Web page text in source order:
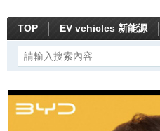
TOP EV vehicles 新能源